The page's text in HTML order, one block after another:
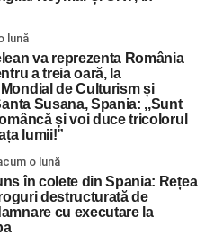
lună
va reprezenta România
a treia oară, la
de Culturism și
Susana, Spania: ,,Sunt
și voi duce tricolorul
lumii!”
o lună
în colete din Spania: Rețea
destructurată de
cu executare la